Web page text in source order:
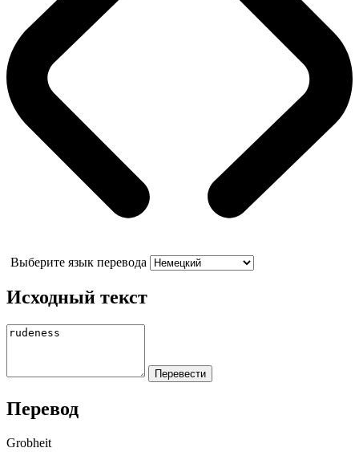
Выберите язык перевода
Исходный текст
Перевод
Grobheit